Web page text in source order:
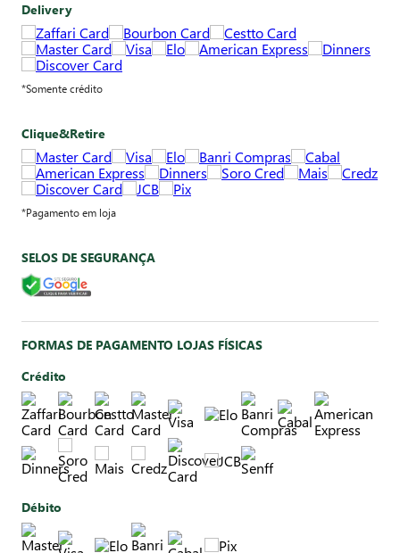
Delivery
*Somente crédito
Clique&Retire
*Pagamento em loja
SELOS DE SEGURANÇA
FORMAS DE PAGAMENTO LOJAS FÍSICAS
Crédito
Débito